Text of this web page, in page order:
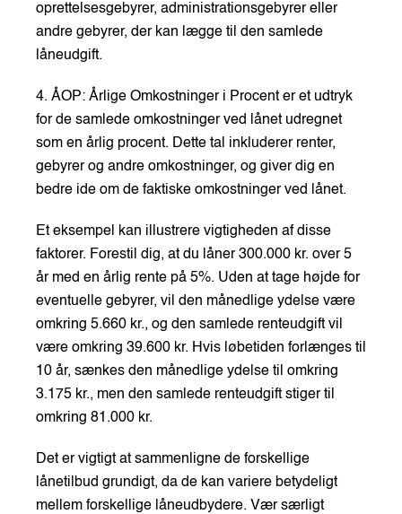
oprettelsesgebyrer, administrationsgebyrer eller
andre gebyrer, der kan lægge til den samlede
låneudgift.
4. ÅOP: Årlige Omkostninger i Procent er et udtryk
for de samlede omkostninger ved lånet udregnet
som en årlig procent. Dette tal inkluderer renter,
gebyrer og andre omkostninger, og giver dig en
bedre ide om de faktiske omkostninger ved lånet.
Et eksempel kan illustrere vigtigheden af disse
faktorer. Forestil dig, at du låner 300.000 kr. over 5
år med en årlig rente på 5%. Uden at tage højde for
eventuelle gebyrer, vil den månedlige ydelse være
omkring 5.660 kr., og den samlede renteudgift vil
være omkring 39.600 kr. Hvis løbetiden forlænges til
10 år, sænkes den månedlige ydelse til omkring
3.175 kr., men den samlede renteudgift stiger til
omkring 81.000 kr.
Det er vigtigt at sammenligne de forskellige
lånetilbud grundigt, da de kan variere betydeligt
mellem forskellige låneudbydere. Vær særligt